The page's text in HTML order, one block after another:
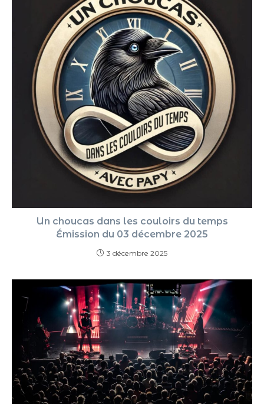
Un choucas dans les couloirs du temps
Émission du 03 décembre 2025
3 décembre 2025